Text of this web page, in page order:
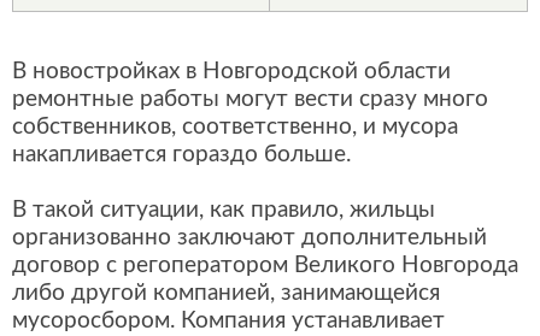
В новостройках в Новгородской области
ремонтные работы могут вести сразу много
собственников, соответственно, и мусора
накапливается гораздо больше.
В такой ситуации, как правило, жильцы
организованно заключают дополнительный
договор с регоператором Великого Новгорода
либо другой компанией, занимающейся
мусоросбором. Компания устанавливает